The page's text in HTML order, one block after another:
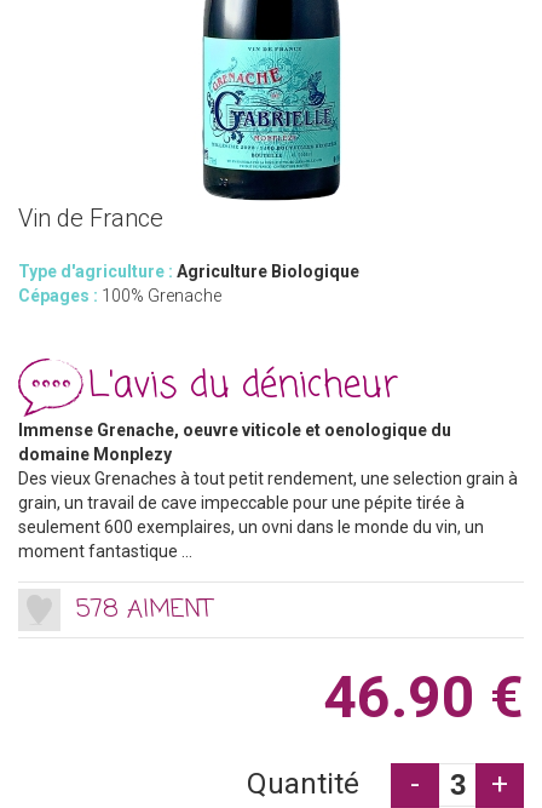
Vin de France
Type d'agriculture : Agriculture Biologique
Cépages : 100% Grenache
L'avis du dénicheur
Immense Grenache, oeuvre viticole et oenologique du
domaine Monplezy
Des vieux Grenaches à tout petit rendement, une selection grain à
grain, un travail de cave impeccable pour une pépite tirée à
seulement 600 exemplaires, un ovni dans le monde du vin, un
moment fantastique ...
578 AIMENT
46.90 €
Quantité - +